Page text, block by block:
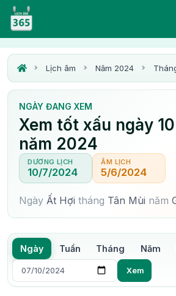
Lịch âm Năm 2024
NGÀY ĐANG XEM
Xem tốt xấu ngày
năm 2024
DƯƠNG LỊCH
10/7/2024
ÂM LỊCH
5/6/2024
Ngày Ất Hợi tháng Tân Mùi năm
Ngày Tuần Tháng Năm
Xem